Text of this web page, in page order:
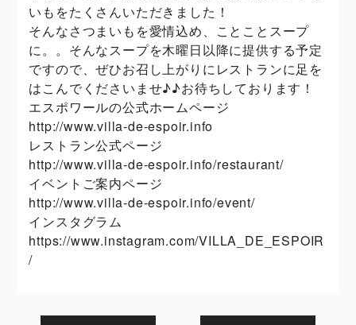
いもをたくさんいただきました！
そんなさつまいもを愛情込め、ことことスープ
に。。そんなスープを木曜日以降に提供する予定
ですので、ぜひお召し上がりにレストランに足を
はこんでくださいませ♪♪お待ちしております！
エスポワールの公式ホームページ
http://www.villa-de-espoir.info
レストラン公式ページ
http://www.villa-de-espoir.info/restaurant/
イベントご案内ページ
http://www.villa-de-espoir.info/event/
インスタグラム
https://www.instagram.com/VILLA_DE_ESPOIR
/